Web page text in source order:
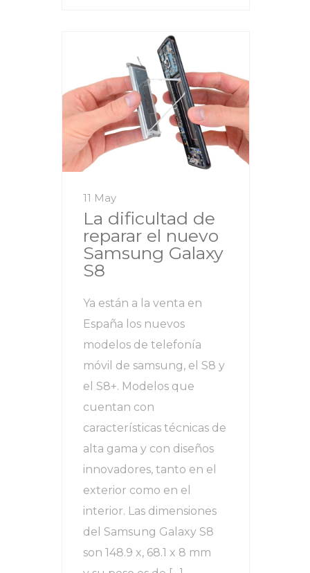
11 May
La dificultad de
reparar el nuevo
Samsung Galaxy
S8
Ya están a la venta en
España los nuevos
modelos de telefonía
móvil de samsung, el S8 y
el S8+. Modelos que
cuentan con
características técnicas de
alta gama y con diseños
innovadores, tanto en el
exterior como en el
interior. Las dimensiones
del Samsung Galaxy S8
son 148.9 x, 68.1 x 8 mm